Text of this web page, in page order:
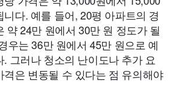
다. 예를 들어, 20평 아파트의 경
약 24만 원에서 30만 원 정도가 될
우는 36만 원에서 45만 원으로 예
그러나 청소의 난이도나 추가 요
격은 변동될 수 있다는 점 유의해야